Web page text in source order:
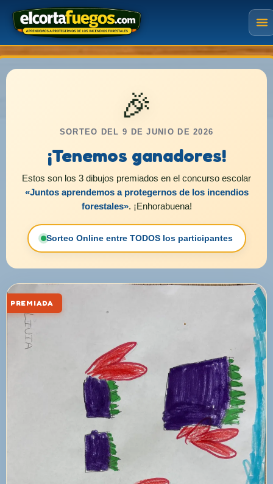
🎉
SORTEO DEL 9 DE JUNIO DE 2026
¡Tenemos ganadores!
Estos son los 3 dibujos premiados en el concurso escolar
«Juntos aprendemos a protegernos de los incendios
forestales». ¡Enhorabuena!
Sorteo Online entre TODOS los participantes
PREMIADA